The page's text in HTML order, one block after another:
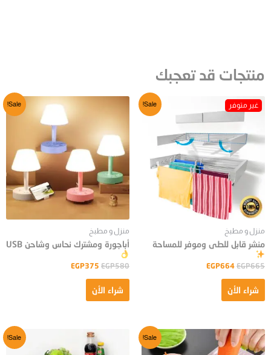
منتجات قد تعجبك
Sale!
منزل و مطبخ
منشر قابل للطى وموفر للمساحة
EGP665
EGP664
شراء الأن
Sale!
منزل و مطبخ
أباجورة ومشترك نحاس وشاحن USB
EGP580
EGP375
شراء الأن
Sale!
Sale!